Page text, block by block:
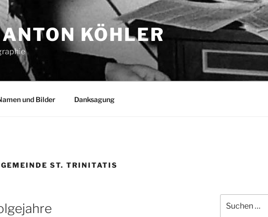
KÖHLER
und Bilder Danksagung
GEMEINDE ST. TRINITATIS
nach: